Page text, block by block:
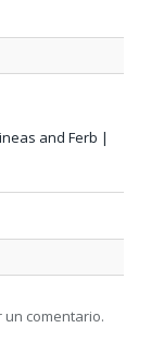
and Ferb |
un comentario.